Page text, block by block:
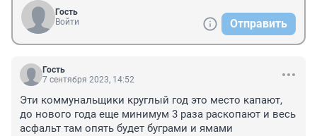
Гость
Войти
Отправить
Гость
7 сентября 2023, 14:52
Эти коммунальщики круглый год это место капают,
до нового года еще минимум 3 раза раскопают и весь
асфальт там опять будет буграми и ямами